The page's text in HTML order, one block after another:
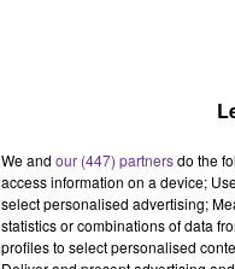
We and our (447) partnersdo the
access information on a device;
select personalised advertising;
statistics or combinations of data
profiles to select personalised